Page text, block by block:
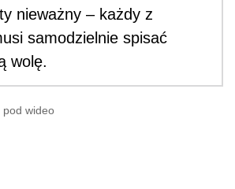
nieważny – każdy z
samodzielnie spisać
wolę.
pod wideo